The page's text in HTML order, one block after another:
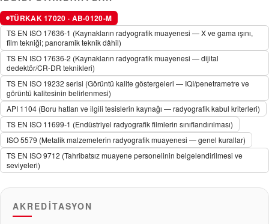
TÜRKAK 17020 · AB-0120-M
TS EN ISO 17636-1 (Kaynakların radyografik muayenesi — X ve gama ışını,
film tekniği; panoramik teknik dâhil)
TS EN ISO 17636-2 (Kaynakların radyografik muayenesi — dijital
dedektör/CR-DR teknikleri)
TS EN ISO 19232 serisi (Görüntü kalite göstergeleri — IQI/penetrametre ve
görüntü kalitesinin belirlenmesi)
API 1104 (Boru hatları ve ilgili tesislerin kaynağı — radyografik kabul kriterleri)
TS EN ISO 11699-1 (Endüstriyel radyografik filmlerin sınıflandırılması)
ISO 5579 (Metalik malzemelerin radyografik muayenesi — genel kurallar)
TS EN ISO 9712 (Tahribatsız muayene personelinin belgelendirilmesi ve
seviyeleri)
AKREDITASYON